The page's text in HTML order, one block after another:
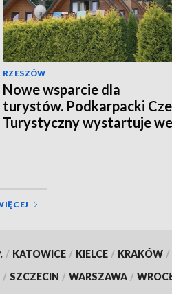
RZESZÓW
Nowe wsparcie dla
turystów. Podkarpacki
Turystyczny wystartuje we
/ KATOWICE / KIELCE / KRAKÓW /
/ SZCZECIN / WARSZAWA /